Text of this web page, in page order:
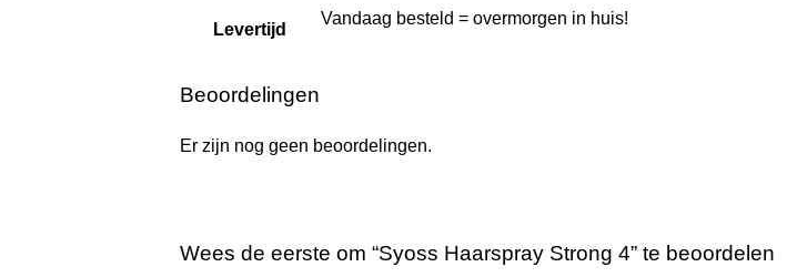
Levertijd
Vandaag besteld = overmorgen in huis!
Beoordelingen
Er zijn nog geen beoordelingen.
Wees de eerste om “Syoss Haarspray Strong 4” te beoordelen